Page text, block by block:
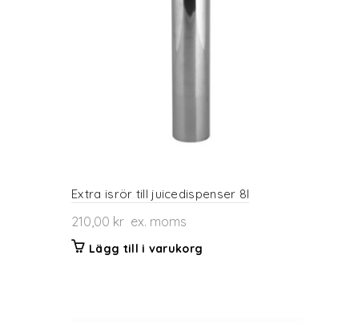
Extra isrör till juicedispenser 8l
210,00 kr ex. moms
Lägg till i varukorg